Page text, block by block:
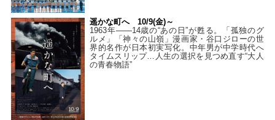
遥かな町へ 10/9(金)～
1963年――14歳の“あの日”が甦る。「孤独のグ
ルメ」「神々の山嶺」漫画家・谷口ジローの世
界的名作が日本初実写化。中年男が中学時代へ
タイムスリップ…人生の選択を見つめ直す“大人
の青春物語”